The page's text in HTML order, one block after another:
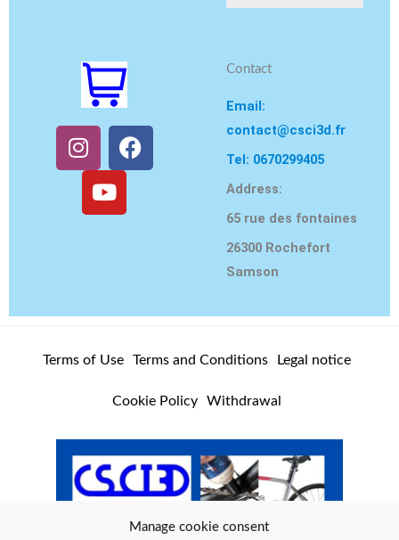
Manage cookie consent
I
n
s
m
F
a
Y
u
T
Contact
Email:
contact@csci3d.fr
Tel: 0670299405
Address:
65 rue des fontaines
26300 Rochefort
Samson
Terms of Use Terms and Conditions Legal notice
Cookie Policy Withdrawal